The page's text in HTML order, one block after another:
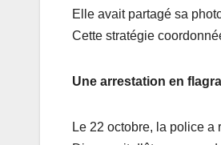
Elle avait partagé sa
Cette stratégie
Une arrestation en
Le 22 octobre, la police a